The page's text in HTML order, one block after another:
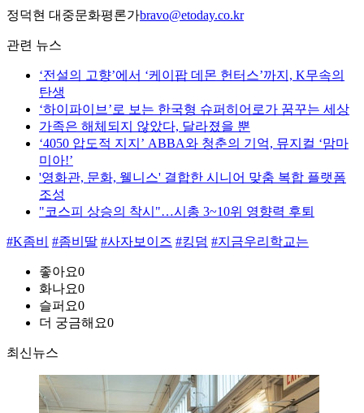
정덕현 대중문화평론가bravo@etoday.co.kr
관련 뉴스
‘전설의 고향’에서 ‘케이팝 데몬 헌터스’까지, K무속의
탄생
‘하이파이브’로 보는 한국형 슈퍼히어로가 꿈꾸는 세상
가족은 해체되지 않았다, 달라졌을 뿐
‘4050 압도적 지지’ ABBA와 청춘의 기억, 뮤지컬 ‘맘마
미아!’
'영화관, 문화, 웰니스' 결합한 시니어 맞춤 복합 플랫폼
조성
"코스피 상승의 착시"…시총 3~10위 영향력 후퇴
#K좀비 #좀비딸 #사자보이즈 #킹덤 #지금우리학교는
좋아요0
화나요0
슬퍼요0
더 궁금해요0
최신뉴스